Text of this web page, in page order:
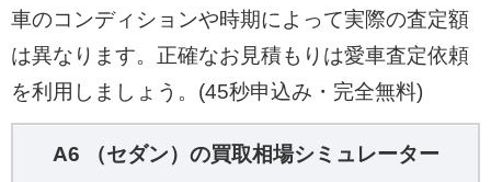
車のコンディションや時期によって実際の査定額
は異なります。正確なお見積もりは愛車査定依頼
を利用しましょう。(45秒申込み・完全無料)
A6 （セダン）の買取相場シミュレーター